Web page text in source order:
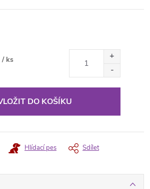
/ ks
DO KOŠÍKU
Hlídací pes Sdílet